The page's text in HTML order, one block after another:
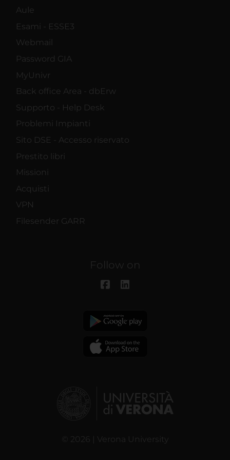
Aule
Esami - ESSE3
Webmail
Password GIA
MyUnivr
Back office Area - dbErw
Supporto - Help Desk
Problemi Impianti
Sito DSE - Accesso riservato
Prestito libri
Missioni
Acquisti
VPN
Filesender GARR
Follow on
© 2026 | Verona University